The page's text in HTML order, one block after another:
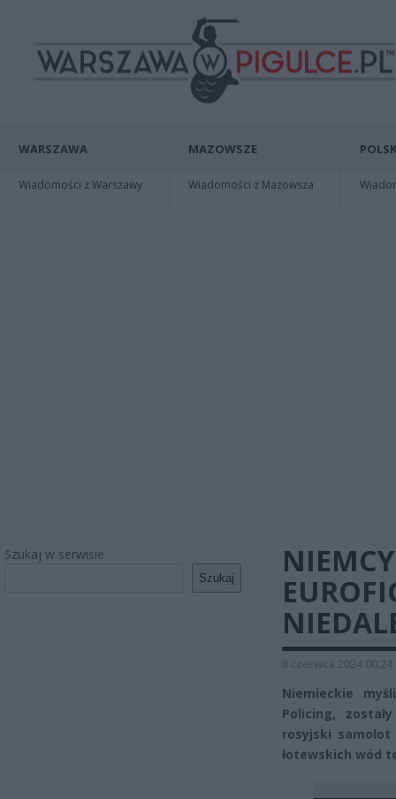
WARSZAWA
Wiadomości z Warszawy
MAZOWSZE
Wiadomości z Mazowsza
Szukaj w serwisie
Szukaj
8 czerwca 2024 00:24
Niemieckie
Policing,
rosyjski samolot
łotewskich wód